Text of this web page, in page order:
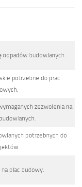
odpadów budowlanych.
potrzebne do prac
zezwolenia na
potrzebnych do
plac budowy.